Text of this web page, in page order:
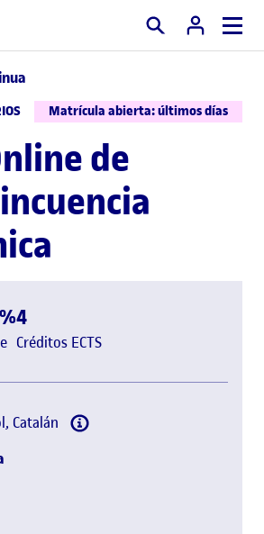
Buscar
Matrícula abierta: últimos días
de
4
Créditos ECTS
Catalán